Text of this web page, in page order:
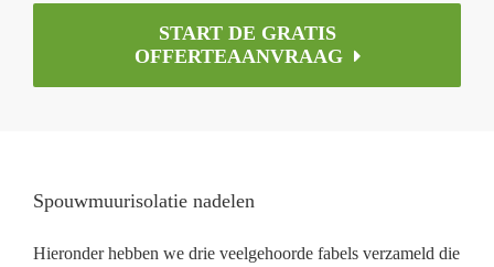
START DE GRATIS
OFFERTEAANVRAAG
Spouwmuurisolatie nadelen
Hieronder hebben we drie veelgehoorde fabels verzameld die